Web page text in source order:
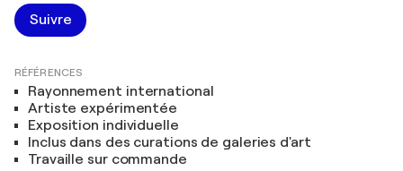
Suivre
RÉFÉRENCES
Rayonnement international
Artiste expérimentée
Exposition individuelle
Inclus dans des curations de galeries d'art
Travaille sur commande